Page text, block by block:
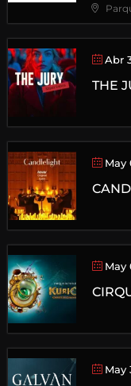
Abr
THE
May
May
May